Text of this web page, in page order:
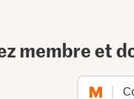
membre et